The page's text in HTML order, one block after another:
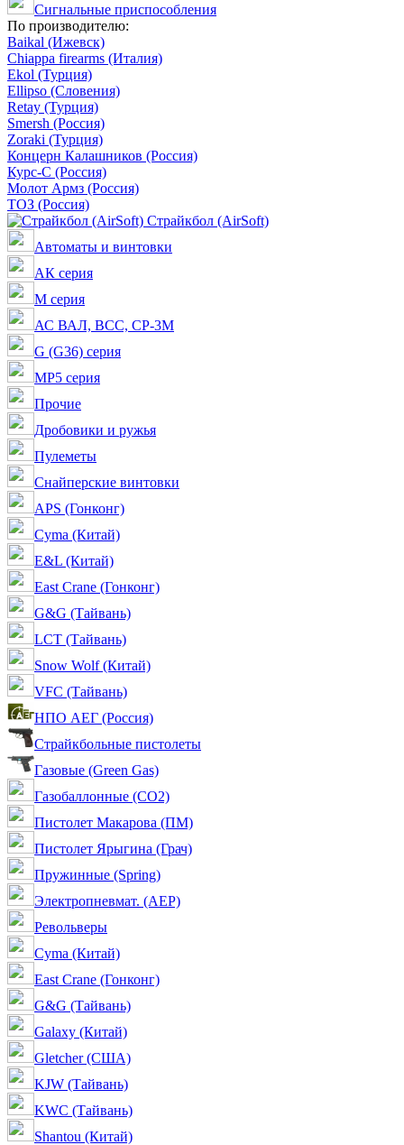
Сигнальные приспособления
По производителю:
Baikal (Ижевск)
Chiappa firearms (Италия)
Ekol (Турция)
Ellipso (Словения)
Retay (Турция)
Smersh (Россия)
Zoraki (Турция)
Концерн Калашников (Россия)
Курс-С (Россия)
Молот Армз (Россия)
ТОЗ (Россия)
Страйкбол (AirSoft)
Автоматы и винтовки
АК серия
M серия
АС ВАЛ, ВСС, СР-3М
G (G36) серия
MP5 серия
Прочие
Дробовики и ружья
Пулеметы
Снайперские винтовки
APS (Гонконг)
Cyma (Китай)
E&L (Китай)
East Crane (Гонконг)
G&G (Тайвань)
LCT (Тайвань)
Snow Wolf (Китай)
VFC (Тайвань)
НПО АЕГ (Россия)
Страйкбольные пистолеты
Газовые (Green Gas)
Газобаллонные (CO2)
Пистолет Макарова (ПМ)
Пистолет Ярыгина (Грач)
Пружинные (Spring)
Электропневмат. (AEP)
Револьверы
Cyma (Китай)
East Crane (Гонконг)
G&G (Тайвань)
Galaxy (Китай)
Gletcher (США)
KJW (Тайвань)
KWC (Тайвань)
Shantou (Китай)